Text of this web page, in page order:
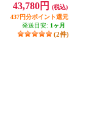
43,780円
(税込)
437円分ポイント還元
発送目安: 1ヶ月
(2件)